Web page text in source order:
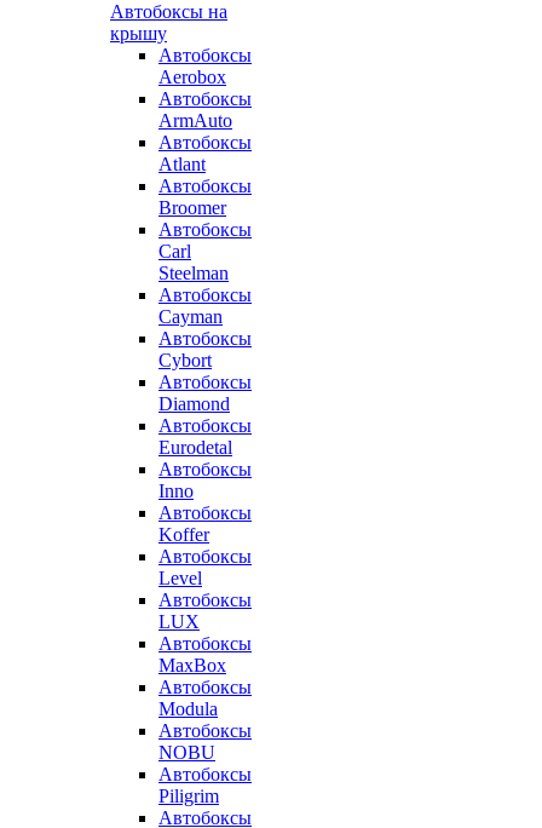
Автобоксы на
крышу
Автобоксы
Aerobox
Автобоксы
ArmAuto
Автобоксы
Atlant
Автобоксы
Broomer
Автобоксы
Carl
Steelman
Автобоксы
Cayman
Автобоксы
Cybort
Автобоксы
Diamond
Автобоксы
Eurodetal
Автобоксы
Inno
Автобоксы
Koffer
Автобоксы
Level
Автобоксы
LUX
Автобоксы
MaxBox
Автобоксы
Modula
Автобоксы
NOBU
Автобоксы
Piligrim
Автобоксы